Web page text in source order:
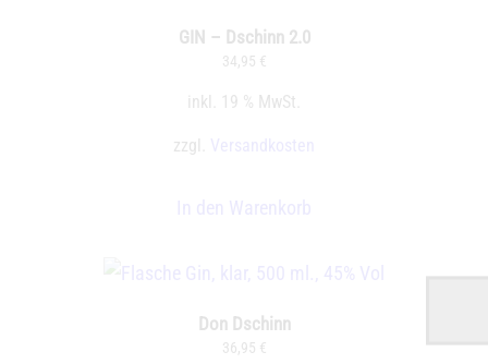
GIN – Dschinn 2.0
34,95 €
inkl. 19 % MwSt.
zzgl.
Don Dschinn
36,95 €